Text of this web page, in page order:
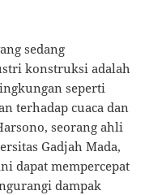
sedang
konstruksi adalah
seperti
terhadap cuaca dan
seorang ahli
Gadjah Mada,
dapat mempercepat
dampak